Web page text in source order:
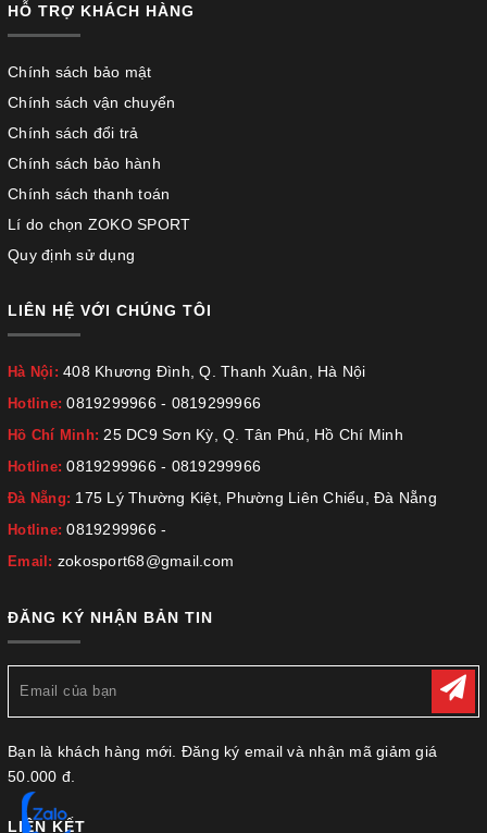
HỖ TRỢ KHÁCH HÀNG
Chính sách bảo mật
Chính sách vận chuyển
Chính sách đổi trả
Chính sách bảo hành
Chính sách thanh toán
Lí do chọn ZOKO SPORT
Quy định sử dụng
LIÊN HỆ VỚI CHÚNG TÔI
Hà Nội: 408 Khương Đình, Q. Thanh Xuân, Hà Nội
Hotline:0819299966 - 0819299966
Hồ Chí Minh: 25 DC9 Sơn Kỳ, Q. Tân Phú, Hồ Chí Minh
Hotline:0819299966 - 0819299966
Đà Nẵng: 175 Lý Thường Kiệt, Phường Liên Chiểu, Đà Nẵng
Hotline:0819299966 -
Email: zokosport68@gmail.com
ĐĂNG KÝ NHẬN BẢN TIN
Bạn là khách hàng mới. Đăng ký email và nhận mã giảm giá
50.000 đ.
LIÊN KẾT